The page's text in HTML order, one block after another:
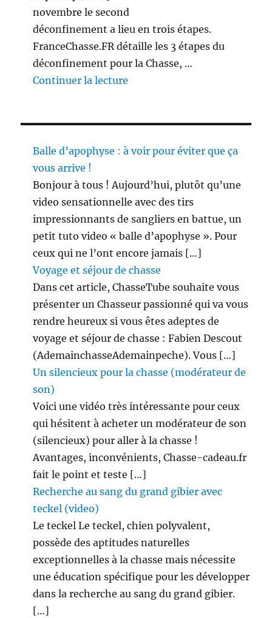
novembre le second
déconfinement a lieu en trois étapes.
FranceChasse.FR détaille les 3 étapes du
déconfinement pour la Chasse, …
Continuer la lecture
Balle d’apophyse : à voir pour éviter que ça
vous arrive !
Bonjour à tous ! Aujourd’hui, plutôt qu’une
video sensationnelle avec des tirs
impressionnants de sangliers en battue, un
petit tuto video « balle d’apophyse ». Pour
ceux qui ne l’ont encore jamais […]
Voyage et séjour de chasse
Dans cet article, ChasseTube souhaite vous
présenter un Chasseur passionné qui va vous
rendre heureux si vous êtes adeptes de
voyage et séjour de chasse : Fabien Descout
(AdemainchasseAdemainpeche). Vous […]
Un silencieux pour la chasse (modérateur de
son)
Voici une vidéo très intéressante pour ceux
qui hésitent à acheter un modérateur de son
(silencieux) pour aller à la chasse !
Avantages, inconvénients, Chasse-cadeau.fr
fait le point et teste […]
Recherche au sang du grand gibier avec
teckel (video)
Le teckel Le teckel, chien polyvalent,
possède des aptitudes naturelles
exceptionnelles à la chasse mais nécessite
une éducation spécifique pour les développer
dans la recherche au sang du grand gibier.
[…]